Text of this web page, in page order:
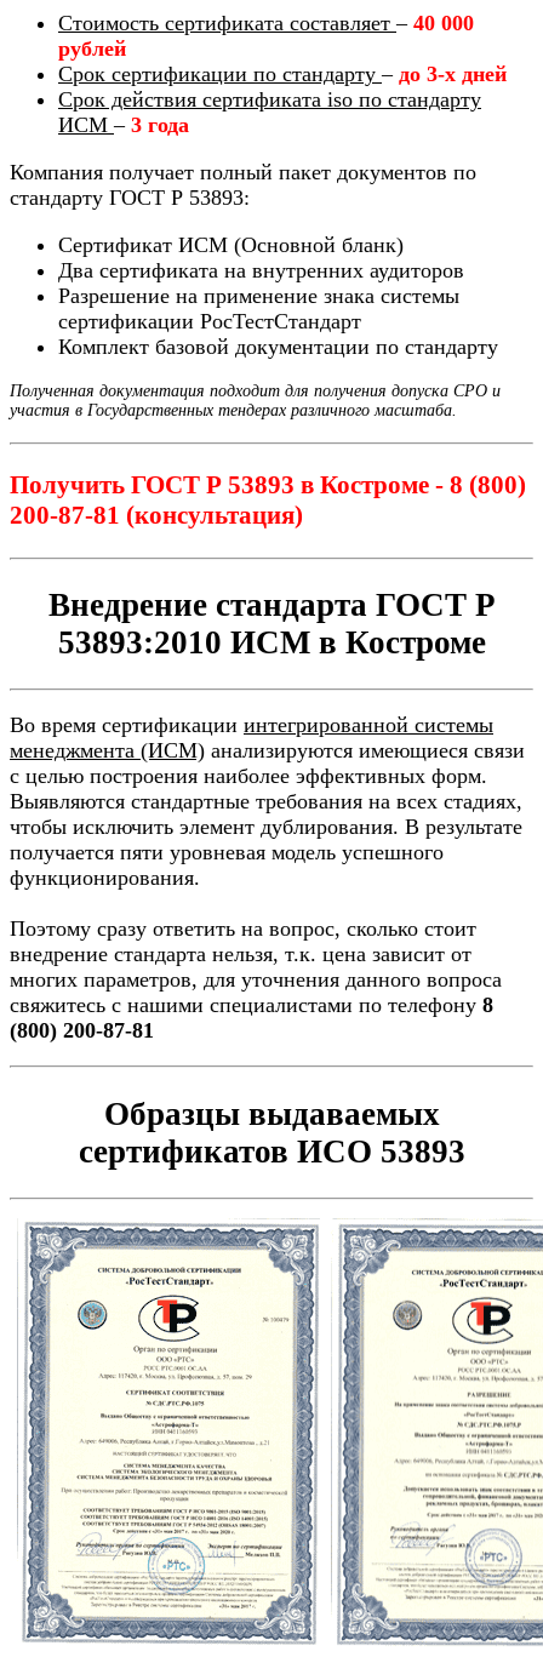
Стоимость сертификата составляет– 40 000
рублей
Срок сертификации по стандарту– до 3-х дней
Срок действия сертификата iso по стандарту
ИСМ– 3 года
Компания получает полный пакет документов по
стандарту ГОСТ Р 53893:
Сертификат ИСМ (Основной бланк)
Два сертификата на внутренних аудиторов
Разрешение на применение знака системы
сертификации РосТестСтандарт
Комплект базовой документации по стандарту
Полученная документация подходит для получения допуска СРО и
участия в Государственных тендерах различного масштаба.
Получить ГОСТ Р 53893 в Костроме - 8 (800)
200-87-81 (консультация)
Внедрение стандарта ГОСТ Р
53893:2010 ИСМ в Костроме
Во время сертификации интегрированной системы
менеджмента (ИСМ) анализируются имеющиеся связи
с целью построения наиболее эффективных форм.
Выявляются стандартные требования на всех стадиях,
чтобы исключить элемент дублирования. В результате
получается пяти уровневая модель успешного
функционирования.
Поэтому сразу ответить на вопрос, сколько стоит
внедрение стандарта нельзя, т.к. цена зависит от
многих параметров, для уточнения данного вопроса
свяжитесь с нашими специалистами по телефону 8
(800) 200-87-81
Образцы выдаваемых
сертификатов ИСО 53893